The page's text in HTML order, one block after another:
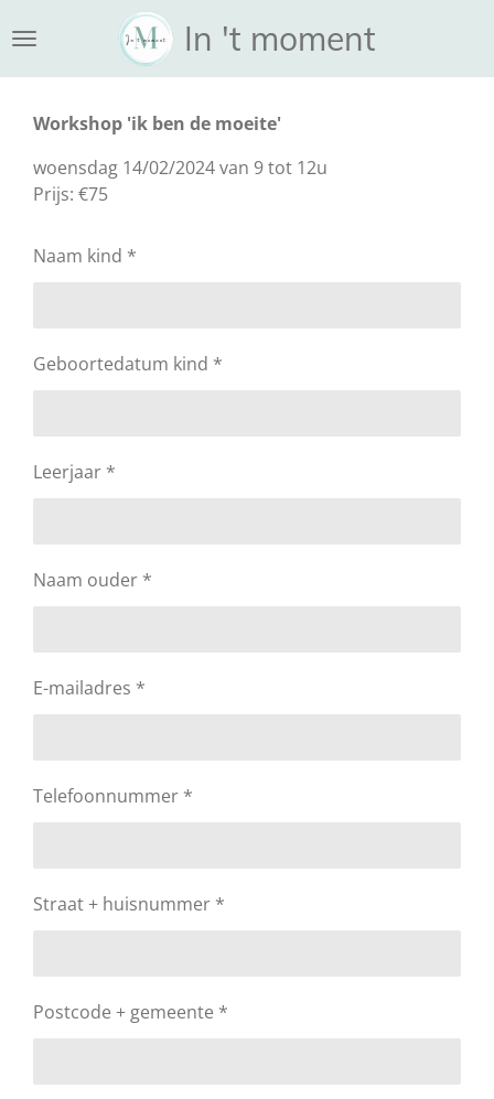
direct
naar
hoofdinhoud
In 't moment
Workshop 'ik ben de moeite'
woensdag 14/02/2024 van 9 tot 12u
Prijs: €75
Naam kind *
Geboortedatum kind *
Leerjaar *
Naam ouder *
E-mailadres *
Telefoonnummer *
Straat + huisnummer *
Postcode + gemeente *